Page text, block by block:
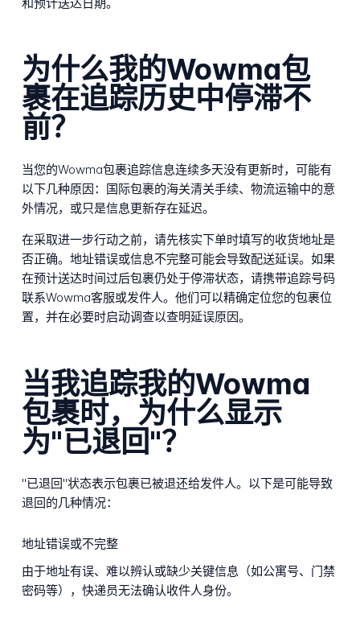
为什么我的Wowma包
裹在追踪历史中停滞不
前？
当您的Wowma包裹追踪信息连续多天没有更新时，可能有
以下几种原因：国际包裹的海关清关手续、物流运输中的意
外情况，或只是信息更新存在延迟。
在采取进一步行动之前，请先核实下单时填写的收货地址是
否正确。地址错误或信息不完整可能会导致配送延误。如果
在预计送达时间过后包裹仍处于停滞状态，请携带追踪号码
联系Wowma客服或发件人。他们可以精确定位您的包裹位
置，并在必要时启动调查以查明延误原因。
当我追踪我的Wowma
包裹时，为什么显示
为"已退回"？
"已退回"状态表示包裹已被退还给发件人。以下是可能导致
退回的几种情况：
地址错误或不完整
由于地址有误、难以辨认或缺少关键信息（如公寓号、门禁
密码等），快递员无法确认收件人身份。